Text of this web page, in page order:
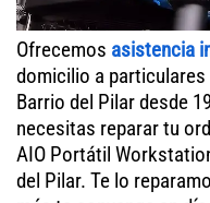
Ofrecemos asistencia
domicilio a
Barrio del Pilar desde
necesitas reparar tu
AIO Portátil
del Pilar. Te lo